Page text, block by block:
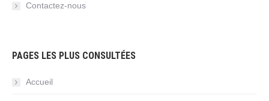
Contactez-nous
PAGES LES PLUS CONSULTÉES
Accueil